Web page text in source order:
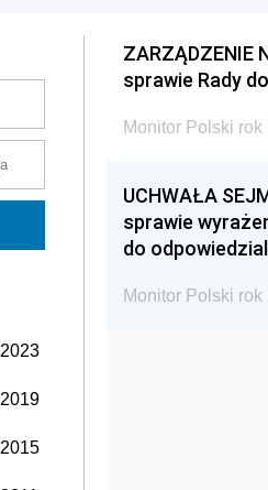
2023
2019
2015
ZARZĄDZENIE
sprawie Rady
Monitor Polski rok
UCHWAŁA
sprawie
do
Monitor Polski rok